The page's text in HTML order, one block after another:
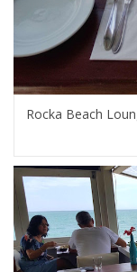
Rocka Beach